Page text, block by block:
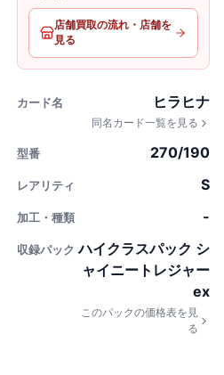
店舗買取の流れ・店舗を
見る
カード名 ヒラヒナ
同名カード一覧を見る
型番 270/190
レアリティ S
加工・種類 -
収録パック ハイクラスパック シ
ャイニートレジャー
ex
このパックの価格表を見
る